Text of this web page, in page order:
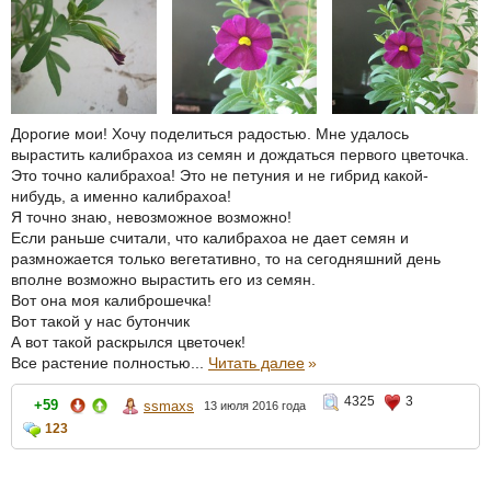
Дорогие мои! Хочу поделиться радостью. Мне удалось
вырастить калибрахоа из семян и дождаться первого цветочка.
Это точно калибрахоа! Это не петуния и не гибрид какой-
нибудь, а именно калибрахоа!
Я точно знаю, невозможное возможно!
Если раньше считали, что калибрахоа не дает семян и
размножается только вегетативно, то на сегодняшний день
вполне возможно вырастить его из семян.
Вот она моя калиброшечка!
Вот такой у нас бутончик
А вот такой раскрылся цветочек!
Все растение полностью... Читать далее»
+59 ssmaxs 13 июля 2016 года 4325
3
123